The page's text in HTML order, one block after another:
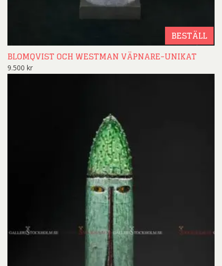
BESTÄLL
BLOMQVIST OCH WESTMAN VÄPNARE-UNIKAT
9.500 kr